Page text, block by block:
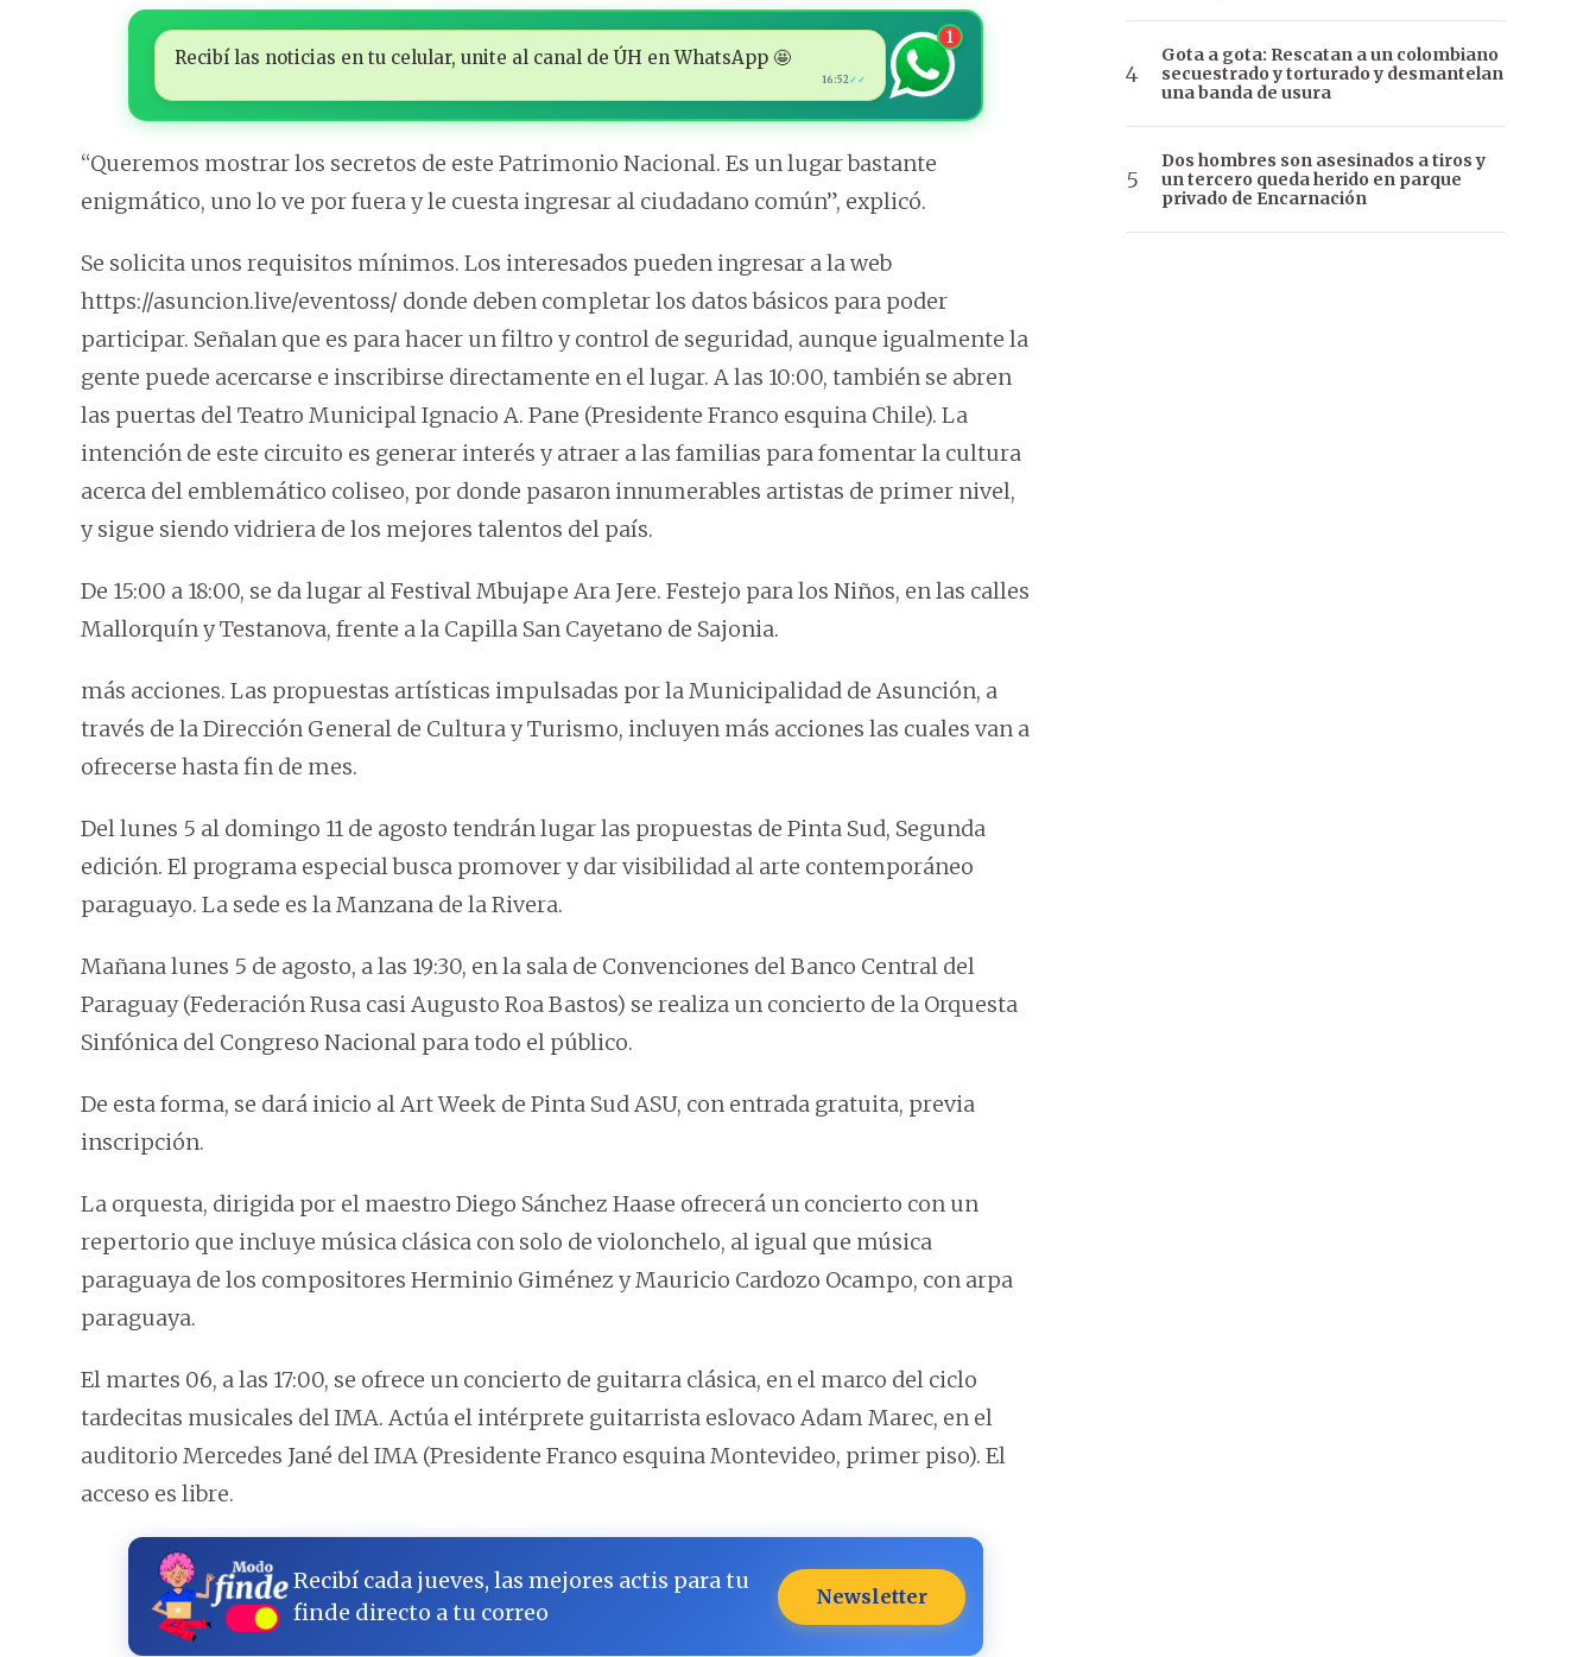
Recibí las noticias en tu celular, unite al canal de ÚH en WhatsApp 🤩
16:52✓✓
1
“Queremos mostrar los secretos de este Patrimonio Nacional. Es un lugar bastante
enigmático, uno lo ve por fuera y le cuesta ingresar al ciudadano común”, explicó.
Se solicita unos requisitos mínimos. Los interesados pueden ingresar a la web
https://asuncion.live/eventoss/ donde deben completar los datos básicos para poder
participar. Señalan que es para hacer un filtro y control de seguridad, aunque igualmente la
gente puede acercarse e inscribirse directamente en el lugar. A las 10:00, también se abren
las puertas del Teatro Municipal Ignacio A. Pane (Presidente Franco esquina Chile). La
intención de este circuito es generar interés y atraer a las familias para fomentar la cultura
acerca del emblemático coliseo, por donde pasaron innumerables artistas de primer nivel,
y sigue siendo vidriera de los mejores talentos del país.
De 15:00 a 18:00, se da lugar al Festival Mbujape Ara Jere. Festejo para los Niños, en las calles
Mallorquín y Testanova, frente a la Capilla San Cayetano de Sajonia.
más acciones. Las propuestas artísticas impulsadas por la Municipalidad de Asunción, a
través de la Dirección General de Cultura y Turismo, incluyen más acciones las cuales van a
ofrecerse hasta fin de mes.
Del lunes 5 al domingo 11 de agosto tendrán lugar las propuestas de Pinta Sud, Segunda
edición. El programa especial busca promover y dar visibilidad al arte contemporáneo
paraguayo. La sede es la Manzana de la Rivera.
Mañana lunes 5 de agosto, a las 19:30, en la sala de Convenciones del Banco Central del
Paraguay (Federación Rusa casi Augusto Roa Bastos) se realiza un concierto de la Orquesta
Sinfónica del Congreso Nacional para todo el público.
De esta forma, se dará inicio al Art Week de Pinta Sud ASU, con entrada gratuita, previa
inscripción.
La orquesta, dirigida por el maestro Diego Sánchez Haase ofrecerá un concierto con un
repertorio que incluye música clásica con solo de violonchelo, al igual que música
paraguaya de los compositores Herminio Giménez y Mauricio Cardozo Ocampo, con arpa
paraguaya.
El martes 06, a las 17:00, se ofrece un concierto de guitarra clásica, en el marco del ciclo
tardecitas musicales del IMA. Actúa el intérprete guitarrista eslovaco Adam Marec, en el
auditorio Mercedes Jané del IMA (Presidente Franco esquina Montevideo, primer piso). El
acceso es libre.
Recibí cada jueves, las mejores actis para tu
finde directo a tu correo
Newsletter
Gota a gota: Rescatan a un colombiano
secuestrado y torturado y desmantelan
una banda de usura
Dos hombres son asesinados a tiros y
un tercero queda herido en parque
privado de Encarnación